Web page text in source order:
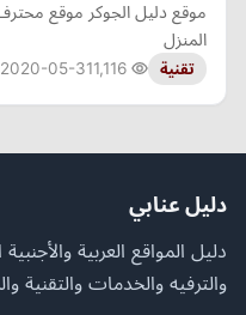
موقع دليل الجوكر موقع
المنزل
تقنية 2020-05-31
دليل عنابي
دليل المواقع العربية
والترفيه والخدمات والتقنية